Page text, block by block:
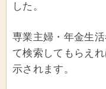
した。
専業主婦・年金生
て検索してもらえ
示されます。